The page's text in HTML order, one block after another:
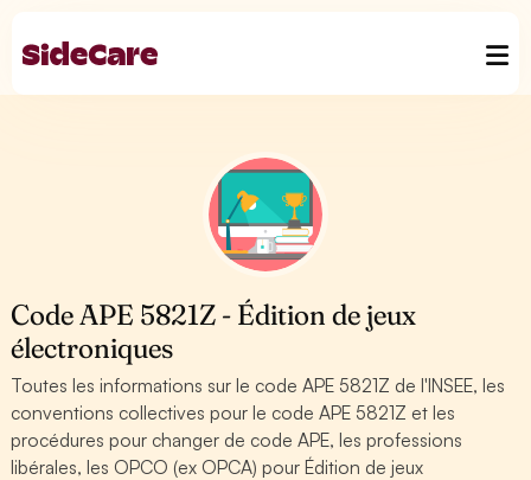
Code APE 5821Z - Édition de jeux
électroniques
Toutes les informations sur le code APE 5821Z de l'INSEE, les
conventions collectives pour le code APE 5821Z et les
procédures pour changer de code APE, les professions
libérales, les OPCO (ex OPCA) pour Édition de jeux